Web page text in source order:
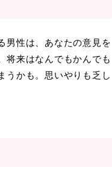
男性は、あなたの意見を
将来はなんでもかんでも
うかも。思いやりも乏し